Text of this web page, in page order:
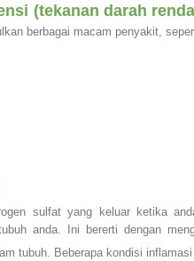
(tekanan darah
berbagai macam penyakit,
sulfat yang keluar ketika
anda. Ini bererti dengan
tubuh. Beberapa kondisi